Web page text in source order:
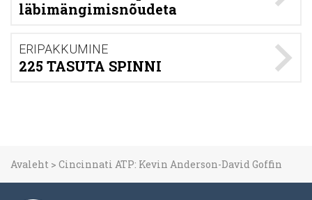
läbimängimisnõudeta
ERIPAKKUMINE
225 TASUTA SPINNI
Avaleht > Cincinnati ATP: Kevin Anderson-David Goffin